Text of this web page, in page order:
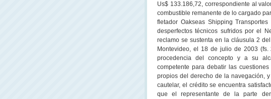
Us$ 133.186,72, correspondiente al
combustible remanente de lo cargado
fletador Oakseas Shipping
desperfectos técnicos sufridos por el
reclamo se sustenta en la cláusula 2
Montevideo, el 18 de julio de 2003
procedencia del concepto y a su
competente para debatir las
propios del derecho de la navegación,
cautelar, el crédito se encuentra
que el representante de la parte